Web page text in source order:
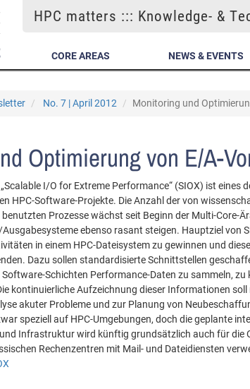
HPC matters ::: Knowledge- &
CORE AREAS NEWS & EVENTS
No. 7 | April 2012 Monitoring und
Optimierung von E/A-
I/O for Extreme Performance“ (SIOX) ist eines
HPC-Software-Projekte. Die Anzahl der von
Prozesse wächst seit Beginn der Multi-Core-
ebenso rasant steigen. Hauptziel von
in einem HPC-Dateisystem zu gewinnen und
Dazu sollen standardisierte Schnittstellen
Schichten Performance-Daten zu sammeln, zu
kontinuierliche Aufzeichnung dieser Informationen soll
akuter Probleme und zur Planung von
speziell auf HPC-Umgebungen, doch die geplante
Infrastruktur wird künftig grundsätzlich auch für die
Rechenzentren mit Mail- und Dateidiensten